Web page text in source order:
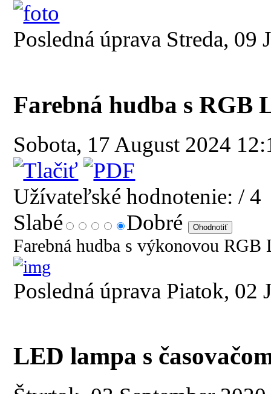
Posledná úprava Streda,
Farebná hudba s RGB
Sobota, 17 August 2024
Užívateľské hodnotenie: / 4
Slabé
Dobré
Farebná hudba s výkonovou RGB
Posledná úprava Piatok, 02
LED lampa s